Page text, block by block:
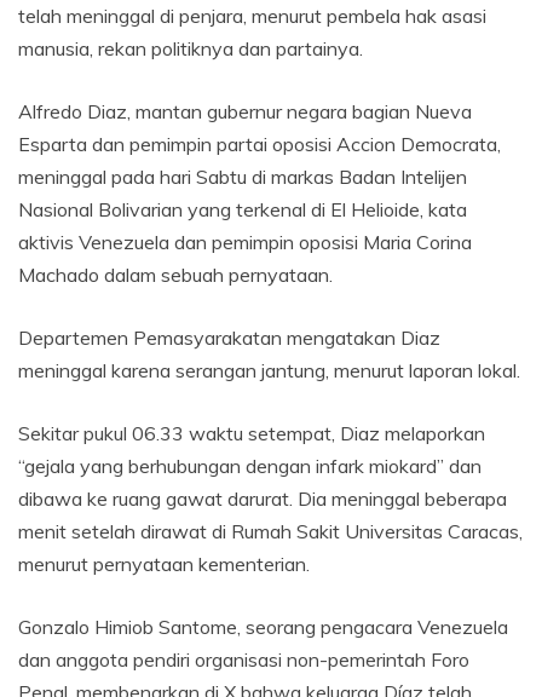
telah meninggal di penjara, menurut pembela hak asasi
manusia, rekan politiknya dan partainya.
Alfredo Diaz, mantan gubernur negara bagian Nueva
Esparta dan pemimpin partai oposisi Accion Democrata,
meninggal pada hari Sabtu di markas Badan Intelijen
Nasional Bolivarian yang terkenal di El Helioide, kata
aktivis Venezuela dan pemimpin oposisi Maria Corina
Machado dalam sebuah pernyataan.
Departemen Pemasyarakatan mengatakan Diaz
meninggal karena serangan jantung, menurut laporan lokal.
Sekitar pukul 06.33 waktu setempat, Diaz melaporkan
“gejala yang berhubungan dengan infark miokard” dan
dibawa ke ruang gawat darurat. Dia meninggal beberapa
menit setelah dirawat di Rumah Sakit Universitas Caracas,
menurut pernyataan kementerian.
Gonzalo Himiob Santome, seorang pengacara Venezuela
dan anggota pendiri organisasi non-pemerintah Foro